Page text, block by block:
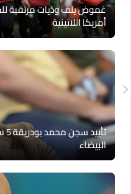
غموض يلف ودّيات مرتقبة
أمريكا اللاتينية
تأييد
البيضاء